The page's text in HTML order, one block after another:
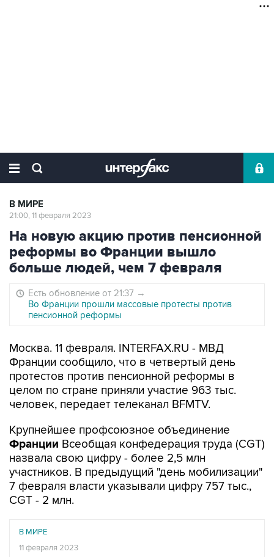
В МИРЕ
21:00, 11 февраля 2023
На новую акцию против пенсионной
реформы во Франции вышло
больше людей, чем 7 февраля
Есть обновление от 21:37 →
Во Франции прошли массовые протесты против
пенсионной реформы
Москва. 11 февраля. INTERFAX.RU - МВД
Франции сообщило, что в четвертый день
протестов против пенсионной реформы в
целом по стране приняли участие 963 тыс.
человек, передает телеканал BFMTV.
Крупнейшее профсоюзное объединение
Франции Всеобщая конфедерация труда (CGT)
назвала свою цифру - более 2,5 млн
участников. В предыдущий "день мобилизации"
7 февраля власти указывали цифру 757 тыс.,
CGT - 2 млн.
В МИРЕ
11 февраля 2023